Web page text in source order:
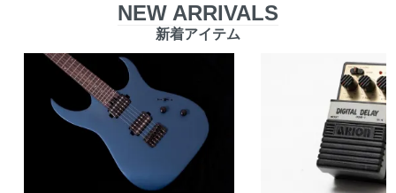
NEW ARRIVALS
新着アイテム